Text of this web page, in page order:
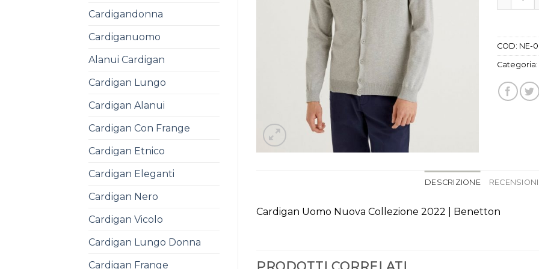
Cardigandonna
Cardiganuomo
Alanui Cardigan
Cardigan Lungo
Cardigan Alanui
Cardigan Con Frange
Cardigan Etnico
Cardigan Eleganti
Cardigan Nero
Cardigan Vicolo
Cardigan Lungo Donna
Cardigan Frange
COD: NE-
DESCRIZIONE
Cardigan Uomo Nuova Collezione 2022 | Benetton